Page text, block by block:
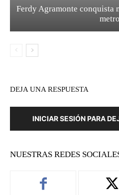
Ferdy Agramonte conquista
DEJA UNA RESPUESTA
INICIAR SESIÓN PARA
NUESTRAS REDES